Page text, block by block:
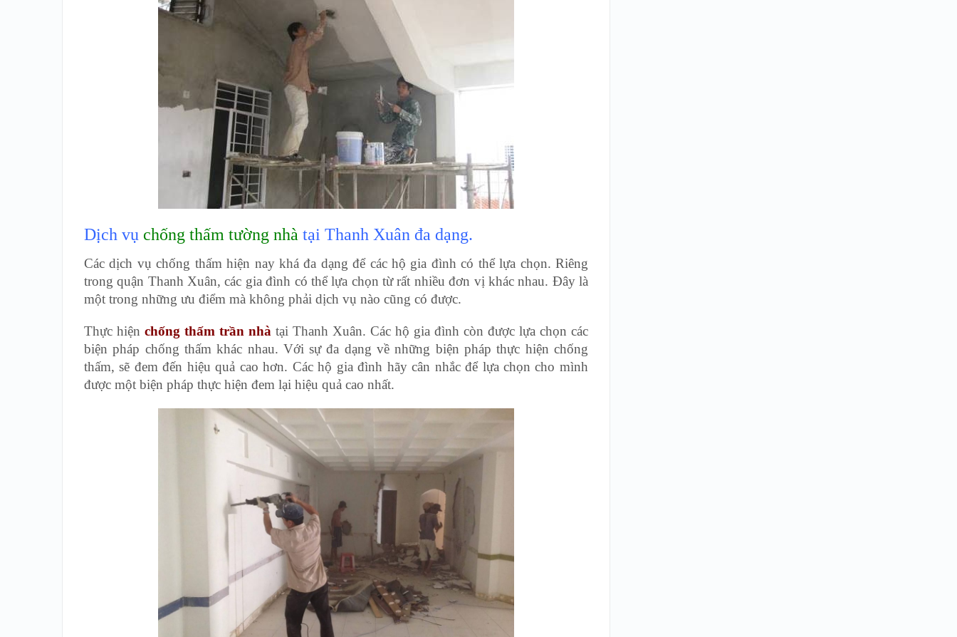
Dịch vụ chống thấm tường nhà tại Thanh Xuân đa dạng.
Các dịch vụ chống thấm hiện nay khá đa dạng để các hộ gia đình có thể lựa chọn. Riêng
trong quận Thanh Xuân, các gia đình có thể lựa chọn từ rất nhiều đơn vị khác nhau. Đây là
một trong những ưu điểm mà không phải dịch vụ nào cũng có được.
Thực hiện chống thấm trần nhà tại Thanh Xuân. Các hộ gia đình còn được lựa chọn các
biện pháp chống thấm khác nhau. Với sự đa dạng về những biện pháp thực hiện chống
thấm, sẽ đem đến hiệu quả cao hơn. Các hộ gia đình hãy cân nhắc để lựa chọn cho mình
được một biện pháp thực hiện đem lại hiệu quả cao nhất.